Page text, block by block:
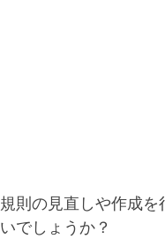
則の見直しや作成
でしょうか？